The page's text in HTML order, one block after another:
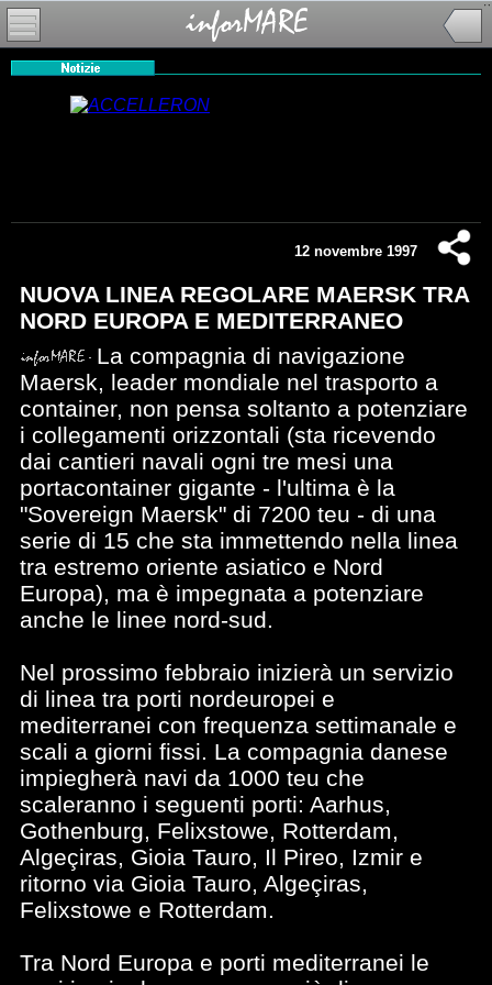
12 novembre 1997
NUOVA LINEA REGOLARE MAERSK TRA
NORD EUROPA E MEDITERRANEO
La compagnia di navigazione
Maersk, leader mondiale nel trasporto a
container, non pensa soltanto a potenziare
i collegamenti orizzontali (sta ricevendo
dai cantieri navali ogni tre mesi una
portacontainer gigante - l'ultima è la
"Sovereign Maersk" di 7200 teu - di una
serie di 15 che sta immettendo nella linea
tra estremo oriente asiatico e Nord
Europa), ma è impegnata a potenziare
anche le linee nord-sud.
Nel prossimo febbraio inizierà un servizio
di linea tra porti nordeuropei e
mediterranei con frequenza settimanale e
scali a giorni fissi. La compagnia danese
impiegherà navi da 1000 teu che
scaleranno i seguenti porti: Aarhus,
Gothenburg, Felixstowe, Rotterdam,
Algeçiras, Gioia Tauro, Il Pireo, Izmir e
ritorno via Gioia Tauro, Algeçiras,
Felixstowe e Rotterdam.
Tra Nord Europa e porti mediterranei le